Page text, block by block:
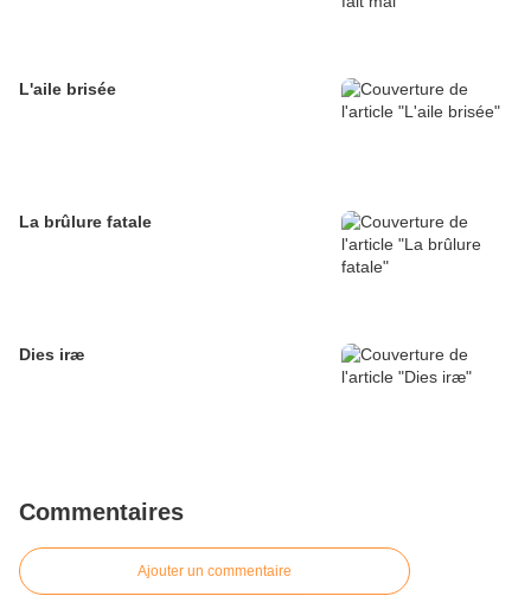
L'aile brisée
La brûlure fatale
Dies iræ
Commentaires
Ajouter un commentaire